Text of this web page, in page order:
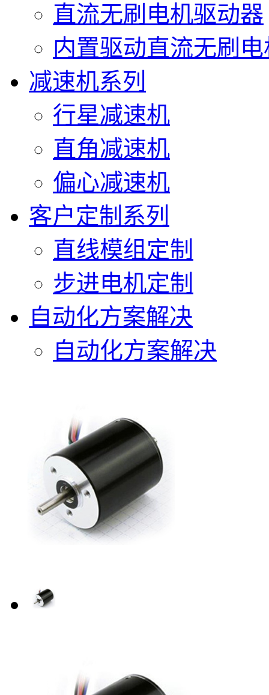
直流无刷电机驱动器
内置驱动直流无刷电
减速机系列
行星减速机
直角减速机
偏心减速机
客户定制系列
直线模组定制
步进电机定制
自动化方案解决
自动化方案解决